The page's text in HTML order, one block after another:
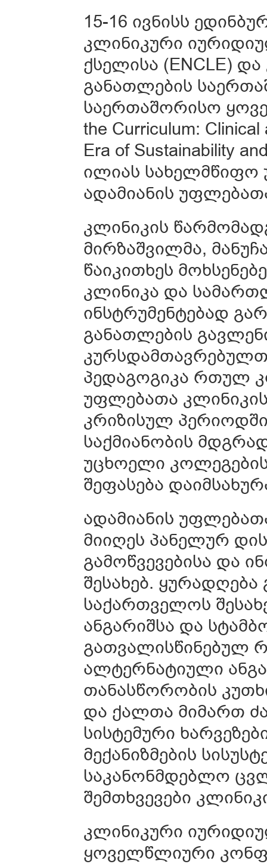
15-16 ივნისს
კლინიკური
ქსელისა (ENCLE)
განათლების
საერთაშორისო
the Curriculum:
Era of Sustainability
ილიას სახელმწიფო
ადამიანის
კლინიკის
მირზაშვილმა,
წაიკითხეს
კლინიკა და
ინსტრუმენტებად
განათლების
პედაგოგიკა რთულ
უფლებათა
კრიზისულ
საქმიანობის
უცხოელი
შეფასება
ადამიანის
მიიღეს პანელურ
გამოწვევებისა და
შესახებ. ყურადღება
საქართველოს
ანგარიშსა და
გათვალისწინებულ
ალტერნატიული
თანასწორობის
და ქალთა მიმართ
სისტემური
მექანიზმების
საკანონმდებლო
შემთხვევები
კლინიკური
ყოველწლიური